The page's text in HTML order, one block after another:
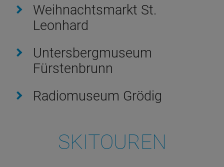
Weihnachtsmarkt St.
Leonhard
Untersbergmuseum
Fürstenbrunn
Radiomuseum Grödig
SKITOUREN